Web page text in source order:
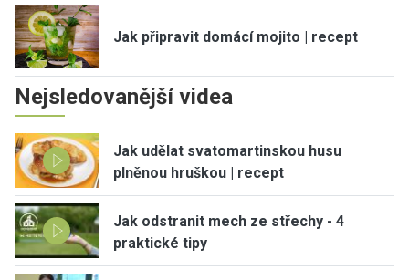
Jak připravit domácí mojito | recept
Nejsledovanější videa
Jak udělat svatomartinskou husu
plněnou hruškou | recept
Jak odstranit mech ze střechy - 4
praktické tipy